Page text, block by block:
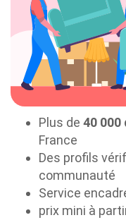
Plus de 40 000
France
Des profils
communauté
Service
prix mini à